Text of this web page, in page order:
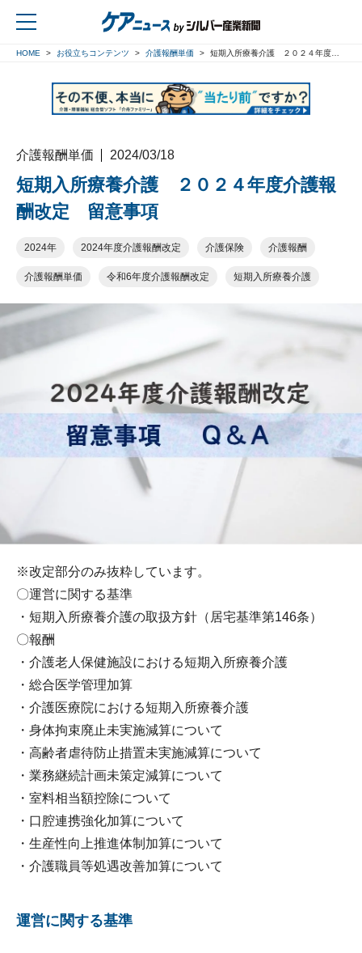
HOME お役立ちコンテンツ 介護報酬単価 短期入所療養介護 ２０２４年度介護報酬改定 留意事項
介護報酬単価 2024/03/18
短期入所療養介護 ２０２４年度介護報
酬改定 留意事項
2024年 2024年度介護報酬改定 介護保険 介護報酬
介護報酬単価 令和6年度介護報酬改定 短期入所療養介護
※改定部分のみ抜粋しています。
〇運営に関する基準
・短期入所療養介護の取扱方針（居宅基準第146条）
〇報酬
・介護老人保健施設における短期入所療養介護
・総合医学管理加算
・介護医療院における短期入所療養介護
・身体拘束廃止未実施減算について
・高齢者虐待防止措置未実施減算について
・業務継続計画未策定減算について
・室料相当額控除について
・口腔連携強化加算について
・生産性向上推進体制加算について
・介護職員等処遇改善加算について
運営に関する基準